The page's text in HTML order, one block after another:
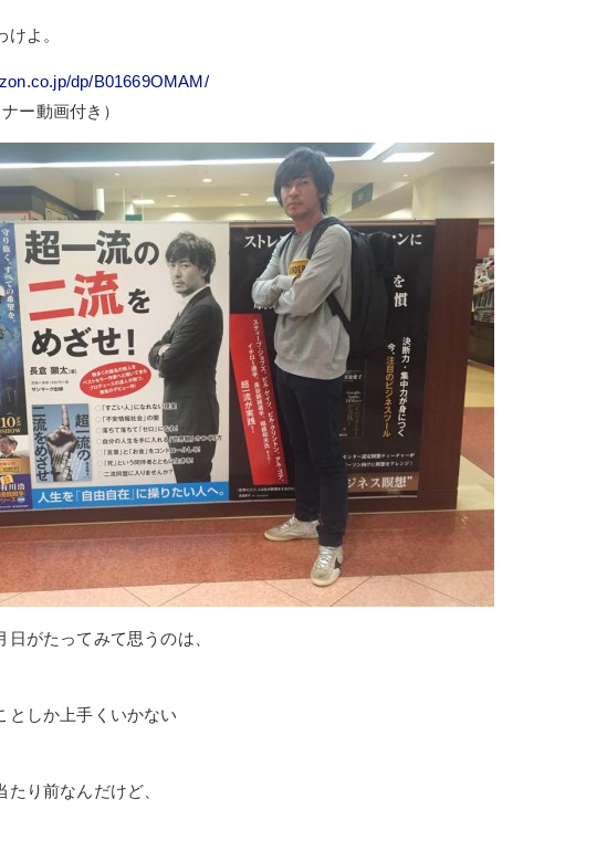
よ。
dp/B01669OMAM/
ー動画付き）
日がたってみて思うのは、
としか上手くいかない
たり前なんだけど、